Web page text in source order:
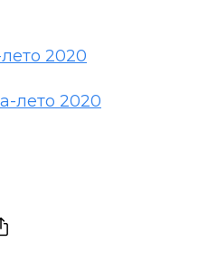
2020
лето 2020